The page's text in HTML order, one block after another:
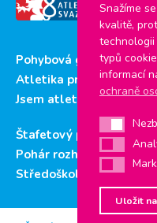
Pohybová gramotnost
Atletika pro děti
Jsem atlet
Štafetový pohár
Pohár rozhlasu
Středoškolský pohár
Snažíme
kvalitě,
technologii
typů
informací
ochraně
Nezbytné
Analytické
Uložit